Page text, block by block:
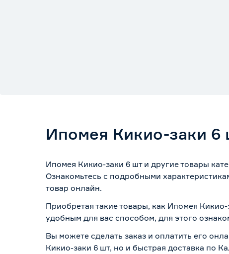
Ипомея Кикио-заки 6
Ипомея Кикио-заки 6 шт и другие товары
Ознакомьтесь с подробными
товар онлайн.
Приобретая такие товары, как Ипомея
удобным для вас способом, для этого
Вы можете сделать заказ и оплатить его
Кикио-заки 6 шт, но и быстрая доставка по